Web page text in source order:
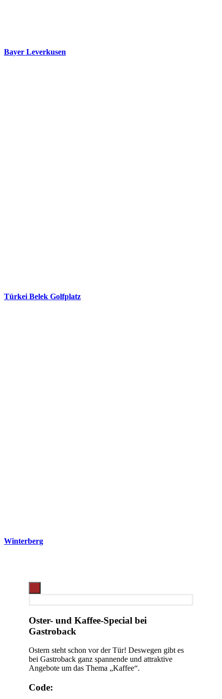
Bayer Leverkusen
Türkei Belek Golfplatz
Winterberg
Oster- und Kaffee-Special bei
Gastroback
Ostern steht schon vor der Tür! Deswegen gibt es
bei Gastroback ganz spannende und attraktive
Angebote um das Thema „Kaffee“.
Code: